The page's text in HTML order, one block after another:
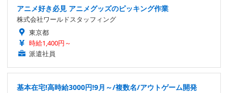
アニメ好き必見 アニメグッズのピッキング作業
株式会社ワールドスタッフィング
東京都
時給1,400円～
派遣社員
基本在宅!高時給3000円!9月～/複数名/アウトゲーム開発